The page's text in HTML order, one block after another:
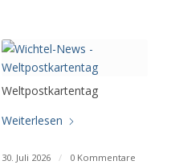
Weltpostkartentag
Weiterlesen
30. Juli 2026 / 0 Kommentare